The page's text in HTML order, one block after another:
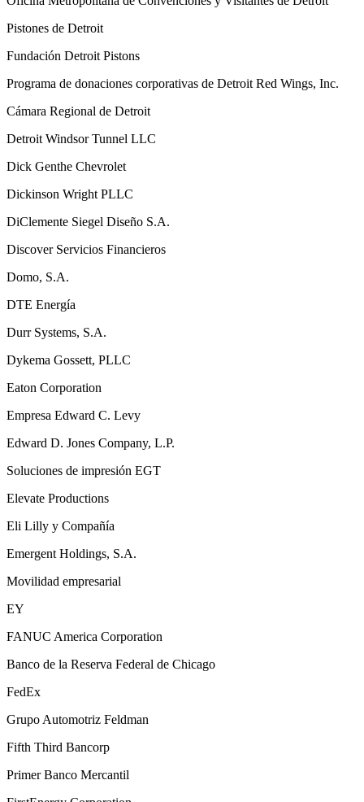
Pistones de Detroit
Fundación Detroit Pistons
Programa de donaciones corporativas de Detroit Red Wings, Inc.
Cámara Regional de Detroit
Detroit Windsor Tunnel LLC
Dick Genthe Chevrolet
Dickinson Wright PLLC
DiClemente Siegel Diseño S.A.
Discover Servicios Financieros
Domo, S.A.
DTE Energía
Durr Systems, S.A.
Dykema Gossett, PLLC
Eaton Corporation
Empresa Edward C. Levy
Edward D. Jones Company, L.P.
Soluciones de impresión EGT
Elevate Productions
Eli Lilly y Compañía
Emergent Holdings, S.A.
Movilidad empresarial
EY
FANUC America Corporation
Banco de la Reserva Federal de Chicago
FedEx
Grupo Automotriz Feldman
Fifth Third Bancorp
Primer Banco Mercantil